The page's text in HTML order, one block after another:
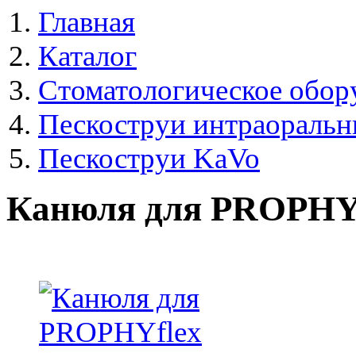
Главная
Каталог
Стоматологическое
Пескоструи
Пескоструи KaVo
Канюля для